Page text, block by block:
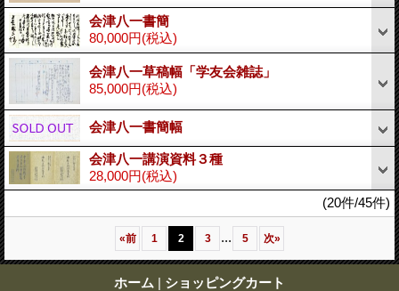
会津八一書簡
80,000円(税込)
会津八一草稿幅「学友会雑誌」
85,000円(税込)
会津八一書簡幅
会津八一講演資料３種
28,000円(税込)
(20件/45件)
«前 1 2 3 ... 5 次»
ホーム | ショッピングカート